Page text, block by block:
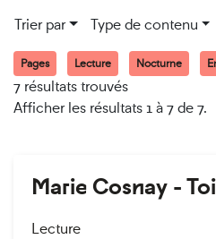
Trier par Type de contenu
Pages Lecture Nocturne
7 résultats trouvés
Afficher les résultats 1 à 7 de 7.
Marie Cosnay -
Lecture